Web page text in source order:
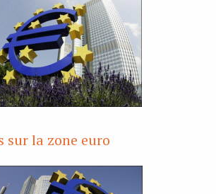
sur la zone euro